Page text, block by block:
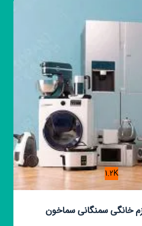
1.2K
خانگی سمنگانی سماخون